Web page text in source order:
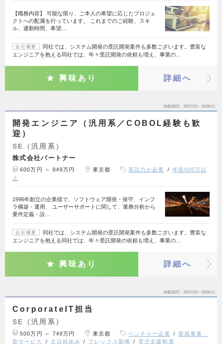
【職務内容】 可能な限り、ご本人の希望に応じたプロジェ
クトへの配属を行っています。 これまでのご経験、スキ
ル、通勤時間、希望…
会社概要
同社では、システム開発の受託開発案件も多数ございます。豊富な
エンジニアを抱える同社では、年々受託開発の依頼も増え、事業の…
興味あり 詳細へ
掲載期間 26/07/29～26/08/11
開発エンジニア（汎用系／COBOL経験も歓
迎）
SE（汎用系）
株式会社パートナー
600万円 ～ 849万円 東京都 英語力が必要
年収600万以
上
1996年創立の企業様で、ソフトウェア開発・保守、インフ
ラ構築・運用、 ユーザーサポートに関して、業務分析から
要件定義・設…
会社概要
同社では、システム開発の受託開発案件も多数ございます。豊富な
エンジニアを抱える同社では、年々受託開発の依頼も増え、事業の…
興味あり 詳細へ
掲載期間 26/07/29～26/08/11
CorporateIT担当
SE（汎用系）
500万円 ～ 749万円 東京都 ベンチャー企業
新規事業・
新サービス
土日祝休み フレックス勤務 育児支援制度